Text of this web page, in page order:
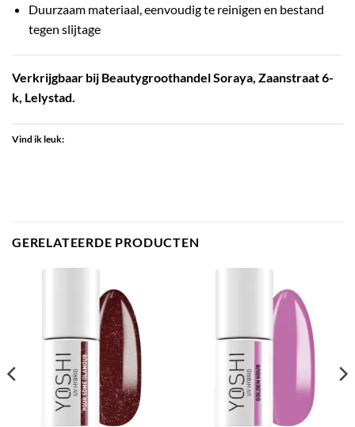
Duurzaam materiaal, eenvoudig te reinigen en bestand
tegen slijtage
Verkrijgbaar bij Beautygroothandel Soraya, Zaanstraat 6-
k, Lelystad.
Vind ik leuk:
GERELATEERDE PRODUCTEN